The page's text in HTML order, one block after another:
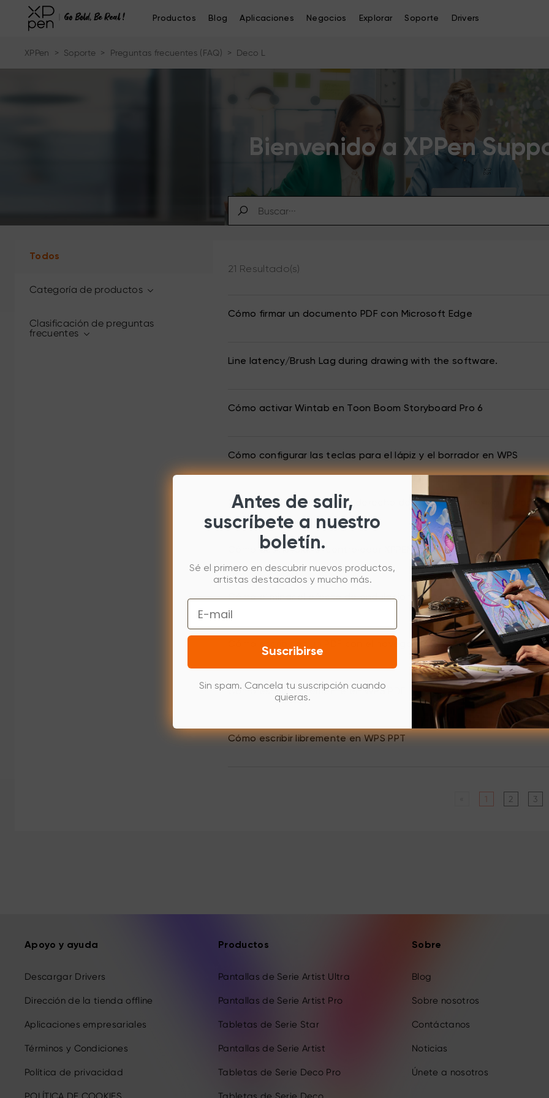
Productos Blog Aplicaciones Negocios Explorar Soporte Drivers
XPPen > Soporte > Preguntas frecuentes (FAQ) > Deco L
Bienvenido a XPPen
Todos
Categoría de productos
Clasificación de preguntas
frecuentes
21 Resultado(s)
Cómo firmar un documento PDF con Microsoft Edge
Line latency/Brush Lag during drawing with the software.
Cómo activar Wintab en Toon Boom Storyboard Pro 6
Cómo configurar las teclas para el lápiz y el borrador en WPS
Cómo desactivar el botón derecho del ratón con presión
Cómo desinstalar el controlador XPPEN en Windows
Cómo eliminar el efecto de ondulaciones en Windows 11
Cómo escribir en un PDF con el navegador Edge
Cómo escribir libremente en WPS PDF
Cómo escribir libremente en WPS PPT
2 3
Apoyo y ayuda
Descargar Drivers
Dirección de la tienda offline
Aplicaciones empresariales
Términos y Condiciones
Política de privacidad
Productos
Pantallas de Serie Artist Ultra
Pantallas de Serie Artist Pro
Tabletas de Serie Star
Pantallas de Serie Artist
Tabletas de Serie Deco Pro
Sobre
Blog
Sobre nosotros
Contáctanos
Noticias
Únete a nosotros
Antes de salir,
suscríbete a nuestro
boletín.
Sé el primero en descubrir nuevos productos,
artistas destacados y mucho más.
Email
Suscribirse
Sin spam. Cancela tu suscripción cuando
quieras.